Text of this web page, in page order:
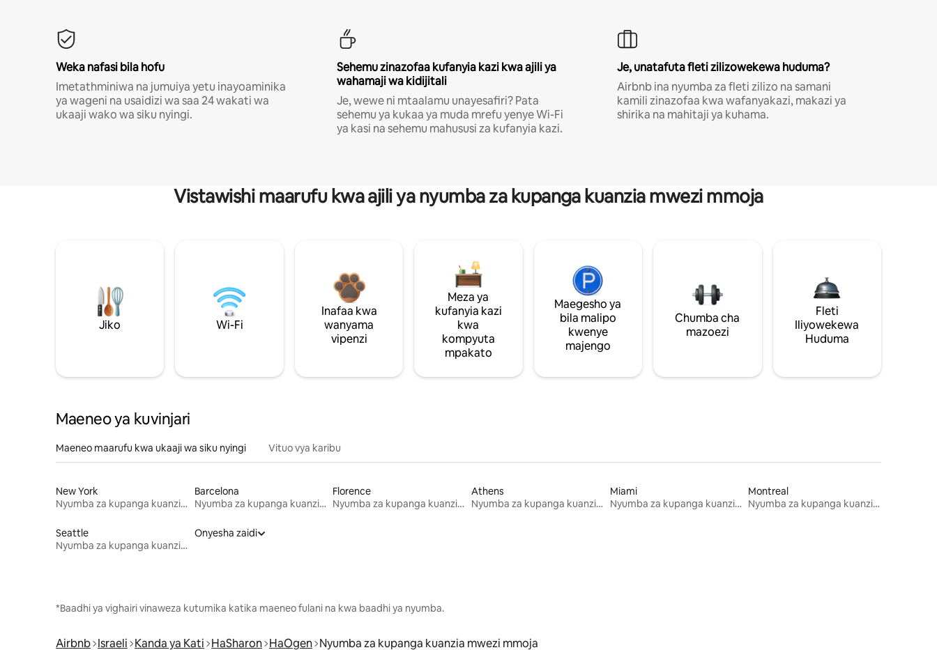
Weka nafasi bila hofu
Imetathminiwa na jumuiya yetu inayoaminika
ya wageni na usaidizi wa saa 24 wakati wa
ukaaji wako wa siku nyingi.
Sehemu zinazofaa kufanyia kazi kwa ajili ya
wahamaji wa kidijitali
Je, wewe ni mtaalamu unayesafiri? Pata
sehemu ya kukaa ya muda mrefu yenye Wi-Fi
ya kasi na sehemu mahususi za kufanyia kazi.
Je, unatafuta fleti zilizowekewa huduma?
Airbnb ina nyumba za fleti zilizo na samani
kamili zinazofaa kwa wafanyakazi, makazi ya
shirika na mahitaji ya kuhama.
Vistawishi maarufu kwa ajili ya nyumba za kupanga kuanzia mwezi mmoja
Jiko Wi-Fi
Inafaa kwa
wanyama
vipenzi
Meza ya
kufanyia kazi
kwa
kompyuta
mpakato
Maegesho ya
bila malipo
kwenye
majengo
Chumba cha
mazoezi
Fleti
Iliyowekewa
Huduma
Maeneo ya kuvinjari
Maeneo maarufu kwa ukaaji wa siku nyingi Vituo vya karibu
New York
Nyumba za kupanga kuanzia mwezi mmoja
Barcelona
Nyumba za kupanga kuanzia mwezi mmoja
Florence
Nyumba za kupanga kuanzia mwezi mmoja
Athens
Nyumba za kupanga kuanzia mwezi mmoja
Miami
Nyumba za kupanga kuanzia mwezi mmoja
Montreal
Nyumba za kupanga kuanzia mwezi mmoja
Seattle
Nyumba za kupanga kuanzia mwezi mmoja
Onyesha zaidi
*Baadhi ya vighairi vinaweza kutumika katika maeneo fulani na kwa baadhi ya nyumba.
Airbnb Israeli Kanda ya Kati HaSharon HaOgen Nyumba za kupanga kuanzia mwezi mmoja